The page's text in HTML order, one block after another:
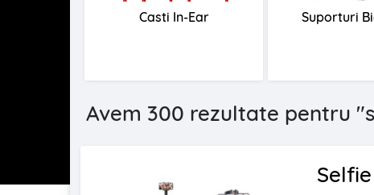
Casti In-Ear Suporturi
Avem 300 rezultate pentru